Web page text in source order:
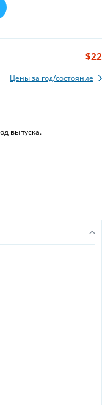
$22
Цены за год/состояние
выпуска.